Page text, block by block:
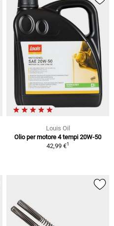
Louis Oil
Olio per motore 4 tempi 20W-50
42,99 €1